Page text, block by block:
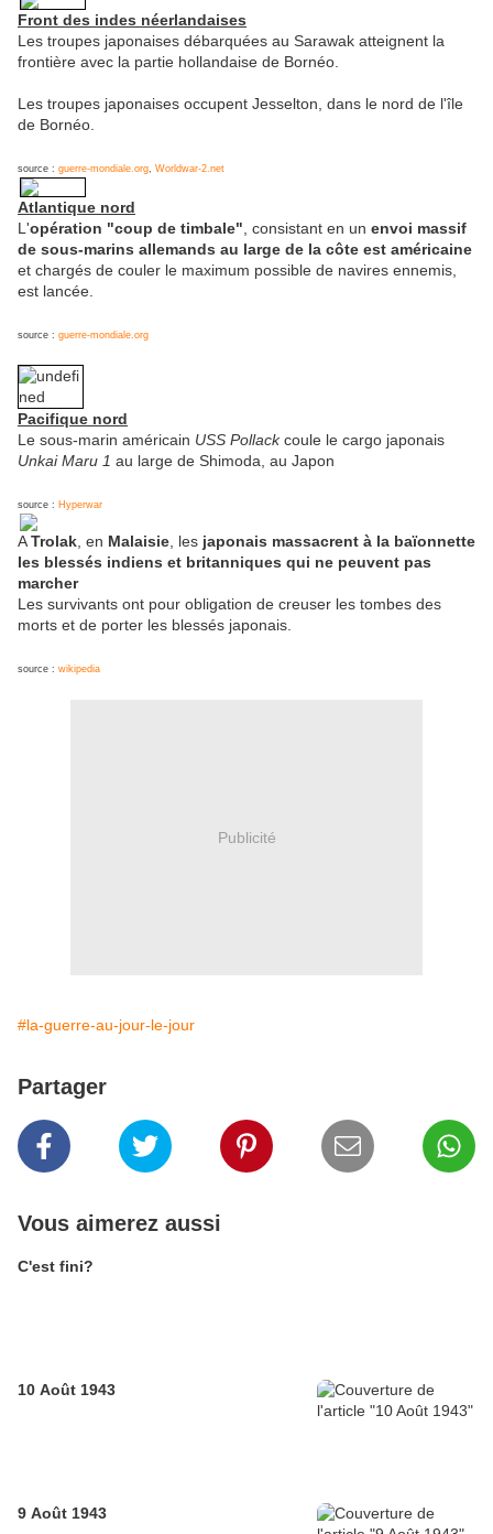
Front des indes néerlandaises
Les troupes japonaises débarquées au Sarawak atteignent la
frontière avec la partie hollandaise de Bornéo.
Les troupes japonaises occupent Jesselton, dans le nord de l'île
de Bornéo.
source : guerre-mondiale.org, Worldwar-2.net
Atlantique nord
L'opération "coup de timbale" , consistant en un envoi massif
de sous-marins allemands au large de la côte est américaine
et chargés de couler le maximum possible de navires ennemis,
est lancée.
source : guerre-mondiale.org
Pacifique nord
Le sous-marin américain USS Pollackcoule le cargo japonais
Unkai Maru 1 au large de Shimoda, au Japon
source : Hyperwar
ATrolak , en Malaisie , les japonais massacrent à la baïonnette
les blessés indiens et britanniques qui ne peuvent pas
marcher
Les survivants ont pour obligation de creuser les tombes des
morts et de porter les blessés japonais.
source : wikipedia
Publicité
#la-guerre-au-jour-le-jour
Partager
Vous aimerez aussi
C'est fini?
10 Août 1943
9 Août 1943